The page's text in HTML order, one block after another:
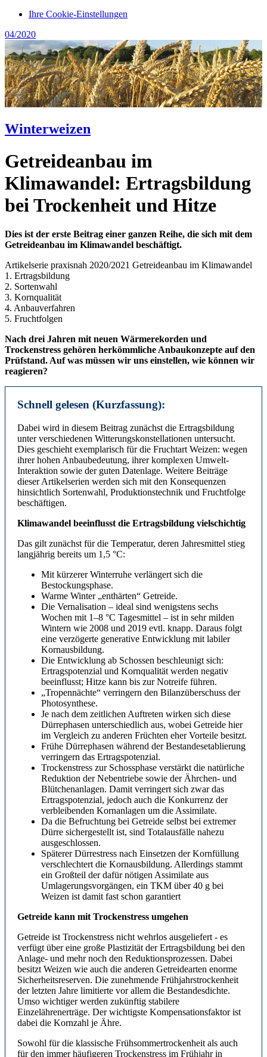
Ihre Cookie-Einstellungen
04/2020
Winterweizen
Getreideanbau im
Klimawandel: Ertragsbildung
bei Trockenheit und Hitze
Dies ist der erste Beitrag einer ganzen Reihe, die sich mit dem
Getreideanbau im Klimawandel beschäftigt.
Artikelserie praxisnah 2020/2021 Getreideanbau im Klimawandel
1. Ertragsbildung
2. Sortenwahl
3. Kornqualität
4. Anbauverfahren
5. Fruchtfolgen
Nach drei Jahren mit neuen Wärmerekorden und
Trockenstress gehören herkömmliche Anbaukonzepte auf den
Prüfstand. Auf was müssen wir uns einstellen, wie können wir
reagieren?
Schnell gelesen (Kurzfassung):
Dabei wird in diesem Beitrag zunächst die Ertragsbildung
unter verschiedenen Witterungskonstellationen untersucht.
Dies geschieht exemplarisch für die Fruchtart Weizen: wegen
ihrer hohen Anbaubedeutung, ihrer komplexen Umwelt-
Interaktion sowie der guten Datenlage. Weitere Beiträge
dieser Artikelserien werden sich mit den Konsequenzen
hinsichtlich Sortenwahl, Produktionstechnik und Fruchtfolge
beschäftigen.
Klimawandel beeinflusst die Ertragsbildung vielschichtig
Das gilt zunächst für die Temperatur, deren Jahresmittel stieg
langjährig bereits um 1,5 °C:
Mit kürzerer Winterruhe verlängert sich die
Bestockungsphase.
Warme Winter „enthärten“ Getreide.
Die Vernalisation – ideal sind wenigstens sechs
Wochen mit 1–8 °C Tagesmittel – ist in sehr milden
Wintern wie 2008 und 2019 evtl. knapp. Daraus folgt
eine verzögerte generative Entwicklung mit labiler
Kornausbildung.
Die Entwicklung ab Schossen beschleunigt sich:
Ertragspotenzial und Kornqualität werden negativ
beeinflusst; Hitze kann bis zur Notreife führen.
„Tropennächte“ verringern den Bilanzüberschuss der
Photosynthese.
Je nach dem zeitlichen Auftreten wirken sich diese
Dürrephasen unterschiedlich aus, wobei Getreide hier
im Vergleich zu anderen Früchten eher Vorteile besitzt.
Frühe Dürrephasen während der Bestandesetablierung
verringern das Ertragspotenzial.
Trockenstress zur Schossphase verstärkt die natürliche
Reduktion der Nebentriebe sowie der Ährchen- und
Blütchenanlagen. Damit verringert sich zwar das
Ertragspotenzial, jedoch auch die Konkurrenz der
verbleibenden Kornanlagen um die Assimilate.
Da die Befruchtung bei Getreide selbst bei extremer
Dürre sichergestellt ist, sind Totalausfälle nahezu
ausgeschlossen.
Späterer Dürrestress nach Einsetzen der Kornfüllung
verschlechtert die Kornausbildung. Allerdings stammt
ein Großteil der dafür nötigen Assimilate aus
Umlagerungsvorgängen, ein TKM über 40 g bei
Weizen ist damit fast schon garantiert
Getreide kann mit Trockenstress umgehen
Getreide ist Trockenstress nicht wehrlos ausgeliefert - es
verfügt über eine große Plastizität der Ertragsbildung bei den
Anlage- und mehr noch den Reduktionsprozessen. Dabei
besitzt Weizen wie auch die anderen Getreidearten enorme
Sicherheitsreserven. Die zunehmende Frühjahrstrockenheit
der letzten Jahre limitierte vor allem die Bestandesdichte.
Umso wichtiger werden zukünftig stabilere
Einzelährenerträge. Der wichtigste Kompensationsfaktor ist
dabei die Kornzahl je Ähre.
Sowohl für die klassische Frühsommertrockenheit als auch
für den immer häufigeren Trockenstress im Frühjahr in